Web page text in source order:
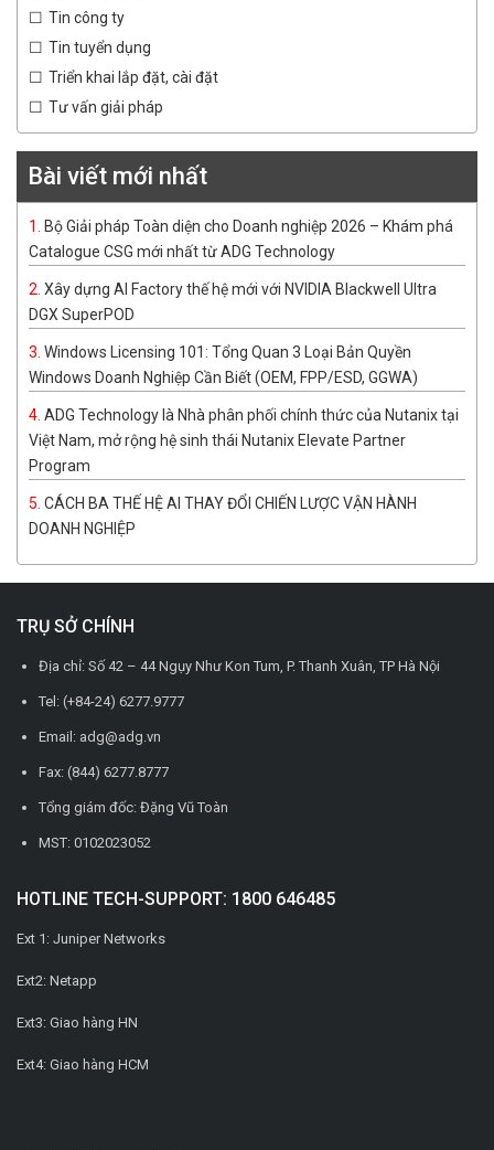
Tin công ty
Tin tuyển dụng
Triển khai lắp đặt, cài đặt
Tư vấn giải pháp
Bài viết mới nhất
Bộ Giải pháp Toàn diện cho Doanh nghiệp 2026 – Khám phá
Catalogue CSG mới nhất từ ADG Technology
Xây dựng AI Factory thế hệ mới với NVIDIA Blackwell Ultra
DGX SuperPOD
Windows Licensing 101: Tổng Quan 3 Loại Bản Quyền
Windows Doanh Nghiệp Cần Biết (OEM, FPP/ESD, GGWA)
ADG Technology là Nhà phân phối chính thức của Nutanix tại
Việt Nam, mở rộng hệ sinh thái Nutanix Elevate Partner
Program
CÁCH BA THẾ HỆ AI THAY ĐỔI CHIẾN LƯỢC VẬN HÀNH
DOANH NGHIỆP
TRỤ SỞ CHÍNH
Địa chỉ: Số 42 – 44 Ngụy Như Kon Tum, P. Thanh Xuân, TP Hà Nội
Tel: (+84-24) 6277.9777
Email: adg@adg.vn
Fax: (844) 6277.8777
Tổng giám đốc: Đặng Vũ Toàn
MST: 0102023052
HOTLINE TECH-SUPPORT: 1800 646485
Ext 1: Juniper Networks
Ext2: Netapp
Ext3: Giao hàng HN
Ext4: Giao hàng HCM